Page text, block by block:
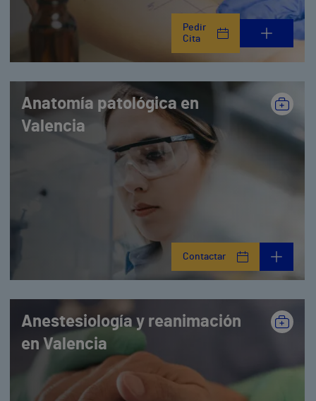
Pedir
Cita
Anatomía patológica en
Valencia
Contactar
Anestesiología y reanimación
en Valencia